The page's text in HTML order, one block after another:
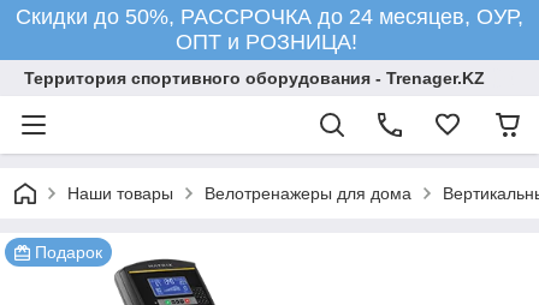
Скидки до 50%, РАССРОЧКА до 24 месяцев, ОУР,
ОПТ и РОЗНИЦА!
Территория спортивного оборудования - Trenager.KZ
Наши товары Велотренажеры для дома
Подарок